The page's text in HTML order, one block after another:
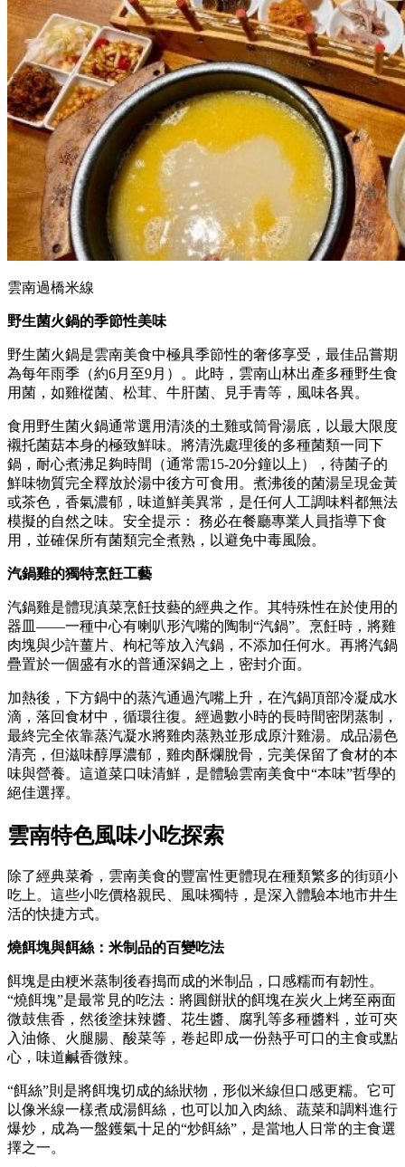
雲南過橋米線
野生菌火鍋的季節性美味
野生菌火鍋是雲南美食中極具季節性的奢侈享受，最佳品嘗期
為每年雨季（約6月至9月）。此時，雲南山林出產多種野生食
用菌，如雞樅菌、松茸、牛肝菌、見手青等，風味各異。
食用野生菌火鍋通常選用清淡的土雞或筒骨湯底，以最大限度
襯托菌菇本身的極致鮮味。將清洗處理後的多種菌類一同下
鍋，耐心煮沸足夠時間（通常需15-20分鐘以上），待菌子的
鮮味物質完全釋放於湯中後方可食用。煮沸後的菌湯呈現金黃
或茶色，香氣濃郁，味道鮮美異常，是任何人工調味料都無法
模擬的自然之味。安全提示： 務必在餐廳專業人員指導下食
用，並確保所有菌類完全煮熟，以避免中毒風險。
汽鍋雞的獨特烹飪工藝
汽鍋雞是體現滇菜烹飪技藝的經典之作。其特殊性在於使用的
器皿——一種中心有喇叭形汽嘴的陶制“汽鍋”。烹飪時，將雞
肉塊與少許薑片、枸杞等放入汽鍋，不添加任何水。再將汽鍋
疊置於一個盛有水的普通深鍋之上，密封介面。
加熱後，下方鍋中的蒸汽通過汽嘴上升，在汽鍋頂部冷凝成水
滴，落回食材中，循環往復。經過數小時的長時間密閉蒸制，
最終完全依靠蒸汽凝水將雞肉蒸熟並形成原汁雞湯。成品湯色
清亮，但滋味醇厚濃郁，雞肉酥爛脫骨，完美保留了食材的本
味與營養。這道菜口味清鮮，是體驗雲南美食中“本味”哲學的
絕佳選擇。
雲南特色風味小吃探索
除了經典菜肴，雲南美食的豐富性更體現在種類繁多的街頭小
吃上。這些小吃價格親民、風味獨特，是深入體驗本地市井生
活的快捷方式。
燒餌塊與餌絲：米制品的百變吃法
餌塊是由粳米蒸制後舂搗而成的米制品，口感糯而有韌性。
“燒餌塊”是最常見的吃法：將圓餅狀的餌塊在炭火上烤至兩面
微鼓焦香，然後塗抹辣醬、花生醬、腐乳等多種醬料，並可夾
入油條、火腿腸、酸菜等，卷起即成一份熱乎可口的主食或點
心，味道鹹香微辣。
“餌絲”則是將餌塊切成的絲狀物，形似米線但口感更糯。它可
以像米線一樣煮成湯餌絲，也可以加入肉絲、蔬菜和調料進行
爆炒，成為一盤鑊氣十足的“炒餌絲”，是當地人日常的主食選
擇之一。